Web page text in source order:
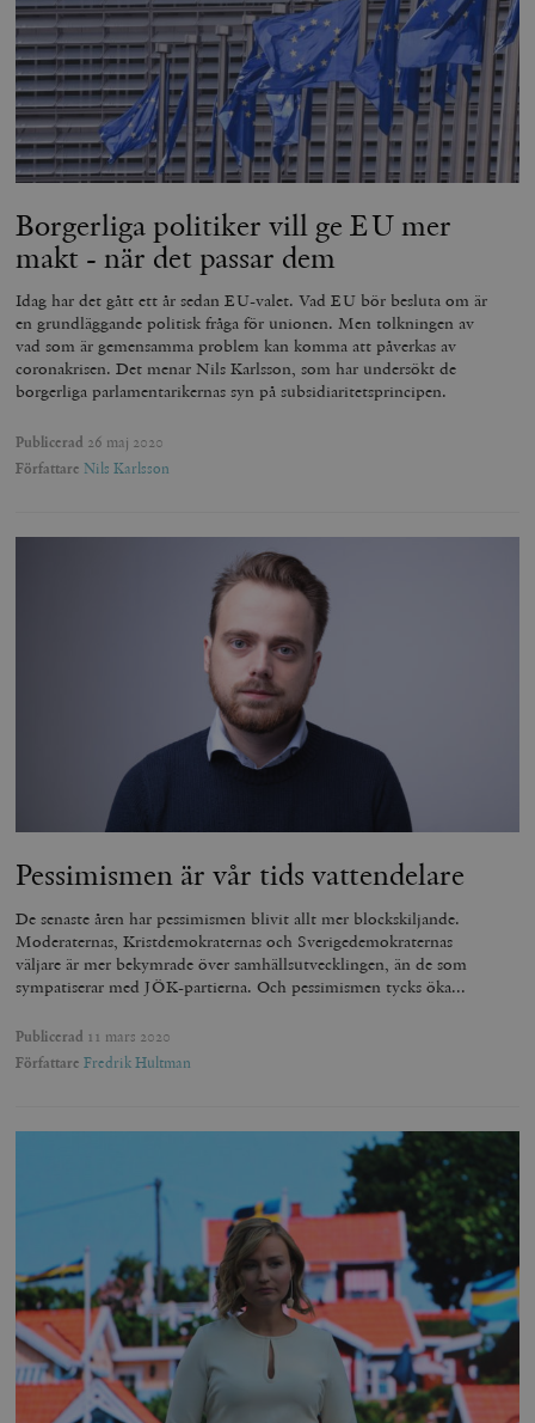
Borgerliga politiker vill ge EU mer
makt - när det passar dem
Idag har det gått ett år sedan EU-valet. Vad EU bör besluta om är
en grundläggande politisk fråga för unionen. Men tolkningen av
vad som är gemensamma problem kan komma att påverkas av
coronakrisen. Det menar Nils Karlsson, som har undersökt de
borgerliga parlamentarikernas syn på subsidiaritetsprincipen.
Publicerad 26 maj 2020
Författare Nils Karlsson
Pessimismen är vår tids vattendelare
De senaste åren har pessimismen blivit allt mer blockskiljande.
Moderaternas, Kristdemokraternas och Sverigedemokraternas
väljare är mer bekymrade över samhällsutvecklingen, än de som
sympatiserar med JÖK-partierna. Och pessimismen tycks öka...
Publicerad 11 mars 2020
Författare Fredrik Hultman